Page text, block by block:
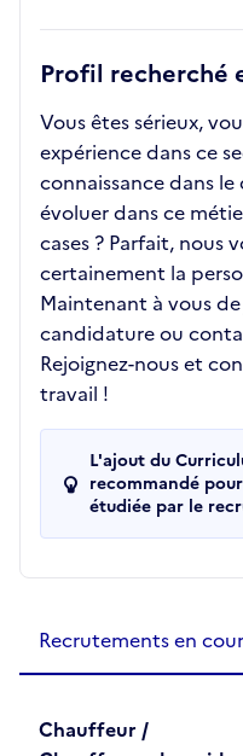
Profil recherché
Vous êtes sérieux,
expérience dans ce
connaissance dans
évoluer dans ce
cases ? Parfait, nous
certainement la
Maintenant à vous
candidature ou
Rejoignez-nous et
travail !
L'ajout du
recommandé
étudiée par le
Recrutements en
Chauffeur /